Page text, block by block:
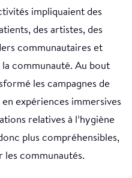
impliquaient des
des artistes, des
communautaires et
communauté. Au bout
les campagnes de
expériences immersives
relatives à l’hygiène
plus compréhensibles,
les communautés.